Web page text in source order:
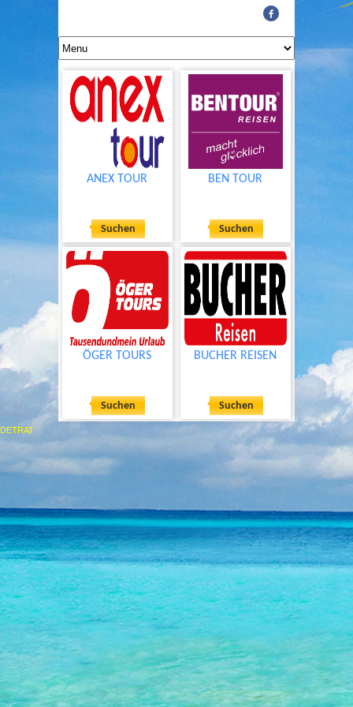
ANEX TOUR
Suchen
BEN TOUR
Suchen
ÖGER TOURS
Suchen
BUCHER REISEN
Suchen
DETRAT